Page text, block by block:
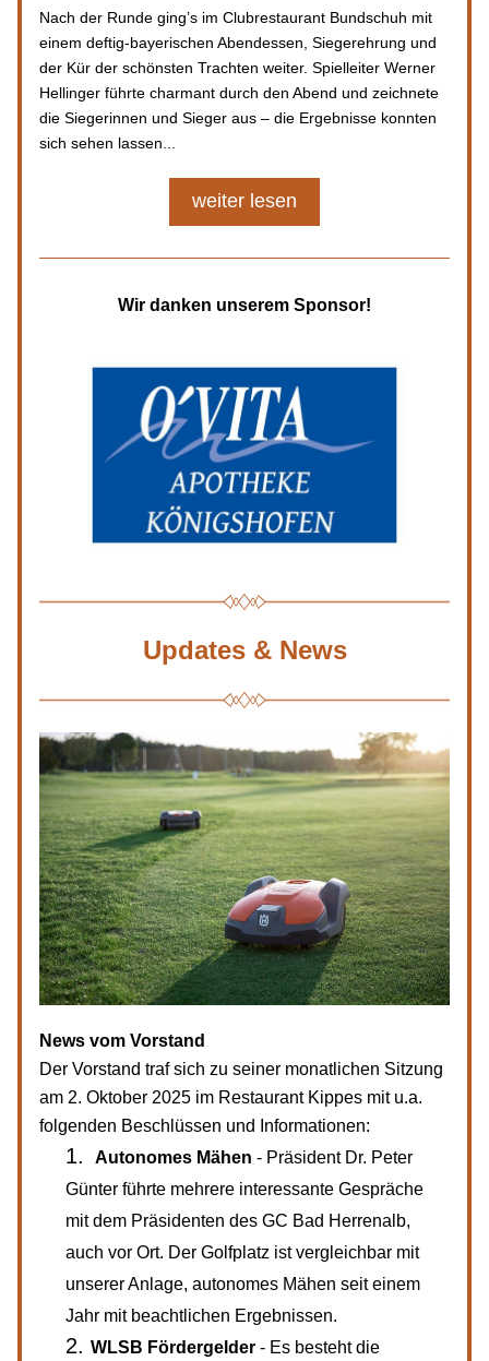
Nach der Runde ging’s im Clubrestaurant Bundschuh mit
einem deftig-bayerischen Abendessen, Siegerehrung und
der Kür der schönsten Trachten weiter. Spielleiter Werner
Hellinger führte charmant durch den Abend und zeichnete
die Siegerinnen und Sieger aus – die Ergebnisse konnten
sich sehen lassen
weiter lesen
Wir danken unserem Sponsor!
Updates & News
News vom Vorstand
Der Vorstand traf sich zu seiner monatlichen Sitzung
am 2. Oktober 2025 im Restaurant Kippes mit u.a.
folgenden Beschlüssen und Informationen:
Autonomes Mähen - Präsident Dr. Peter
Günter führte mehrere interessante Gespräche
mit dem Präsidenten des GC Bad Herrenalb,
auch vor Ort. Der Golfplatz ist vergleichbar mit
unserer Anlage, autonomes Mähen seit einem
Jahr mit beachtlichen Ergebnissen.
WLSB Fördergelder - Es besteht die